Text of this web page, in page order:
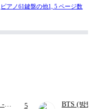
ピアノ61鍵盤の他1,5 ページ数
-
5
BTS (방